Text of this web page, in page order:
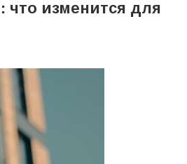
что изменится для